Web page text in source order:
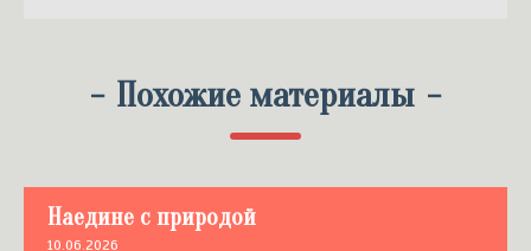
- Похожие материалы -
Наедине с природой
10.06.2026